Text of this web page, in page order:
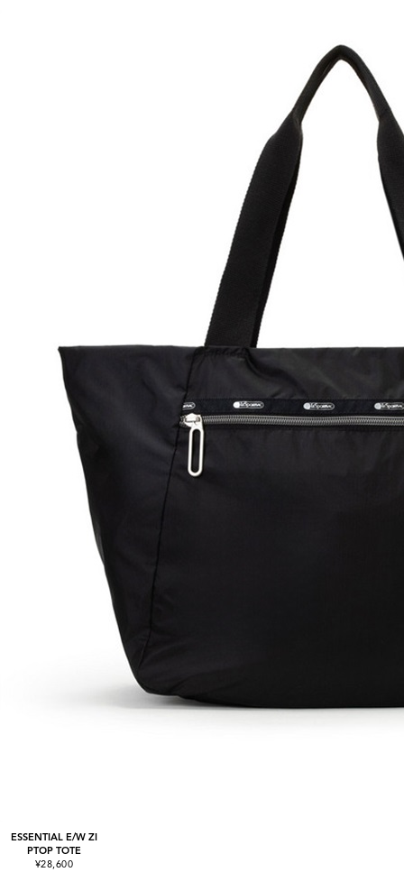
ESSENTIAL E/W ZI
PTOP TOTE
¥28,600